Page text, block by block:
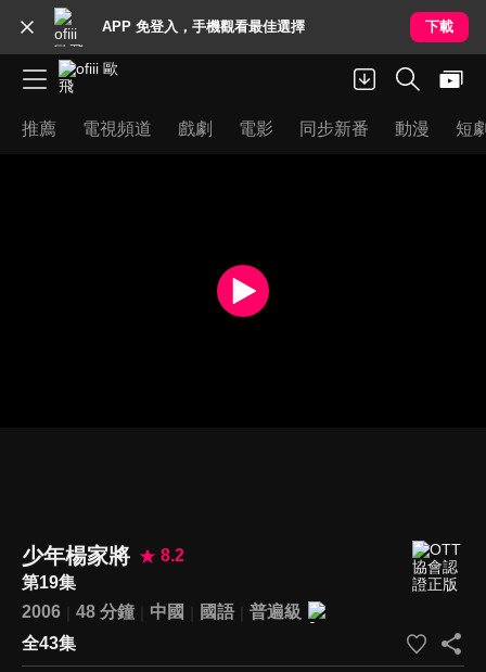
APP 免登入，手機觀看最佳選擇 下載
推薦 電視頻道 戲劇 電影 同步新番 動漫 短
少年楊家將
8.2
第19集
2006
48 分鐘 中國 國語
普遍級
全43集